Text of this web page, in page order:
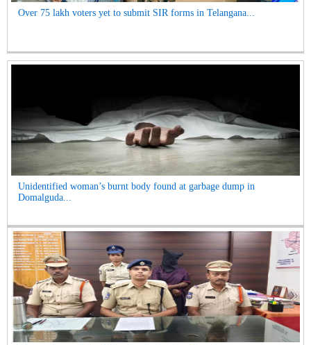
Over 75 lakh voters yet to submit SIR forms in Telangana...
Unidentified woman’s burnt body found at garbage dump in
Domalguda...